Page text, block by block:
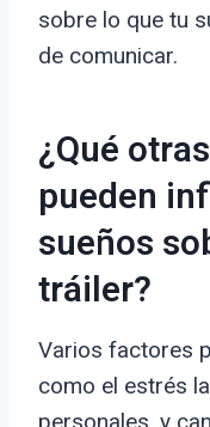
sobre lo que tu
de comunicar.
¿Qué
pueden
sueños
tráiler?
Varios factores
como el estrés